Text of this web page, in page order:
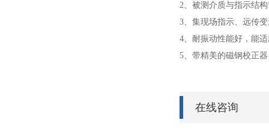
2、被测介质与指示结
3、集现场指示、远传
4、耐振动性能好，能
5、带精美的磁钢校正
在线咨询